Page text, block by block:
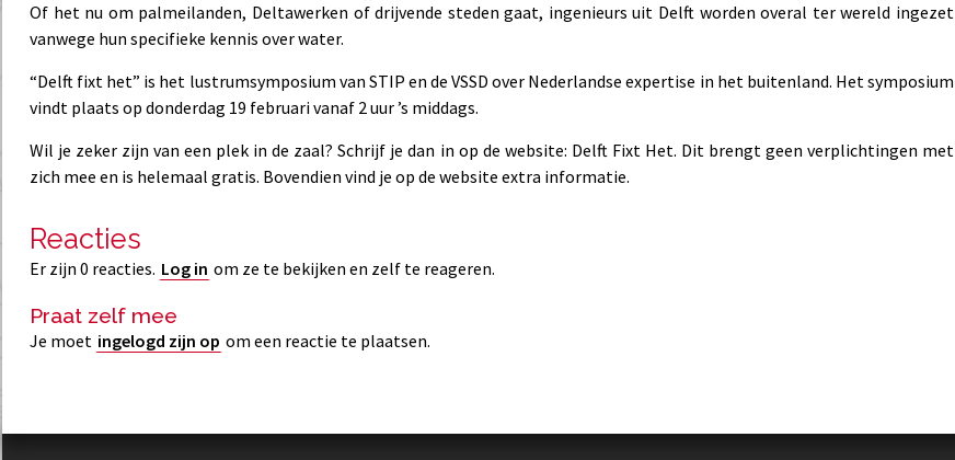
Of het nu om palmeilanden, Deltawerken of drijvende steden gaat, ingenieurs uit Delft worden overal ter wereld ingezet
vanwege hun specifieke kennis over water.
“Delft fixt het” is het lustrumsymposium van STIP en de VSSD over Nederlandse expertise in het buitenland. Het symposium
vindt plaats op donderdag 19 februari vanaf 2 uur ’s middags.
Wil je zeker zijn van een plek in de zaal? Schrijf je dan in op de website: Delft Fixt Het. Dit brengt geen verplichtingen met
zich mee en is helemaal gratis. Bovendien vind je op de website extra informatie.
Reacties
Er zijn 0 reacties. Log in om ze te bekijken en zelf te reageren.
Praat zelf mee
Je moet ingelogd zijn op om een reactie te plaatsen.